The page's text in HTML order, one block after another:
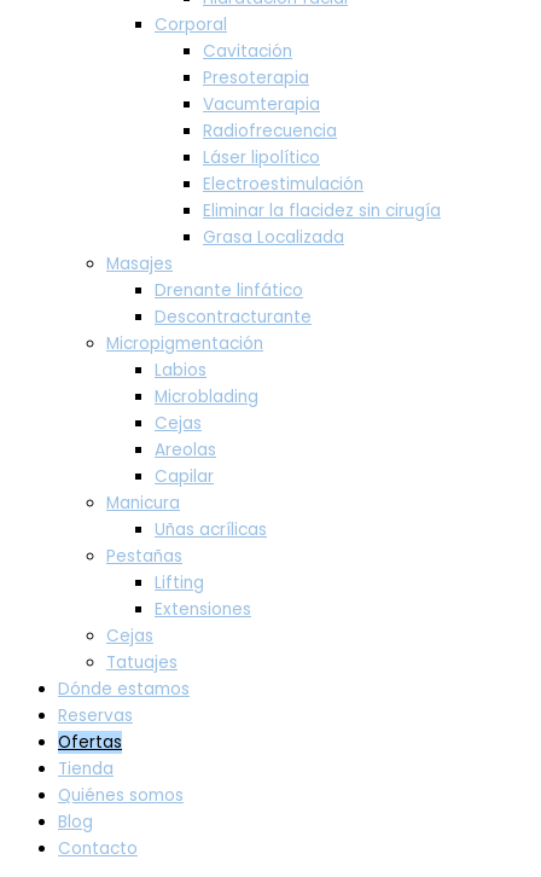
Corporal
Cavitación
Presoterapia
Vacumterapia
Radiofrecuencia
Láser lipolítico
Electroestimulación
Eliminar la flacidez sin cirugía
Grasa Localizada
Masajes
Drenante linfático
Descontracturante
Micropigmentación
Labios
Microblading
Cejas
Areolas
Capilar
Manicura
Uñas acrílicas
Pestañas
Lifting
Extensiones
Cejas
Tatuajes
Dónde estamos
Reservas
Ofertas
Tienda
Quiénes somos
Blog
Contacto